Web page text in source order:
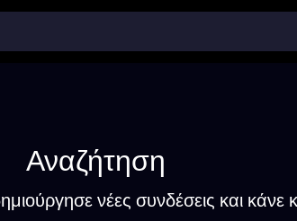
Αναζήτηση
νέες συνδέσεις και κάνε